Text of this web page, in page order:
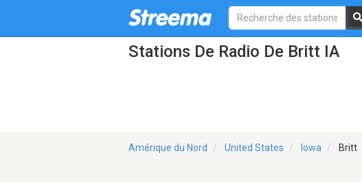
Stations De Radio De Britt IA
Amérique du Nord United States Iowa Britt